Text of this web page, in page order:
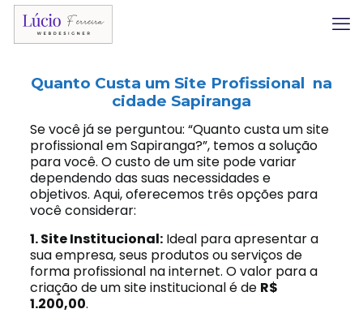
Quanto Custa um Site Profissional na
cidade Sapiranga
Se você já se perguntou: “Quanto custa um site
profissional em Sapiranga?”, temos a solução
para você. O custo de um site pode variar
dependendo das suas necessidades e
objetivos. Aqui, oferecemos três opções para
você considerar:
1. Site Institucional:Ideal para apresentar a
sua empresa, seus produtos ou serviços de
forma profissional na internet. O valor para a
criação de um site institucional é de R$
1.200,00.